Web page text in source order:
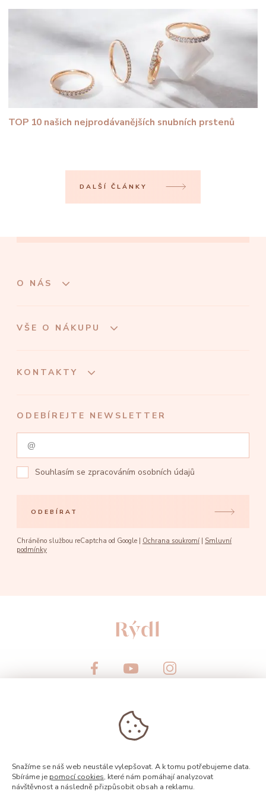
TOP 10 našich nejprodávanějších snubních prstenů
DALŠÍ ČLÁNKY
O NÁS
VŠE O NÁKUPU
KONTAKTY
ODEBÍREJTE NEWSLETTER
Souhlasím se zpracováním osobních údajů
ODEBÍRAT
Chráněno službou reCaptcha od Google | Ochrana soukromí
Smluvní
podmínky
© 2026, Rýdl
Snažíme se náš web neustále vylepšovat. A k tomu potřebujeme data.
Sbíráme je pomocí cookies, které nám pomáhají analyzovat
návštěvnost a následně přizpůsobit obsah a reklamu.